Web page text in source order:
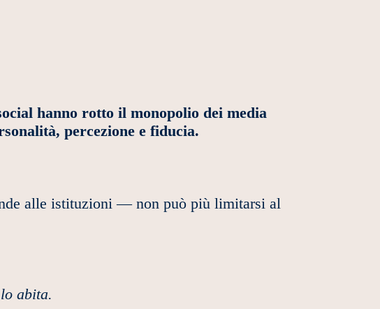
hanno rotto il monopolio dei media
percezione e fiducia.
alle istituzioni — non può più limitarsi al
abita.